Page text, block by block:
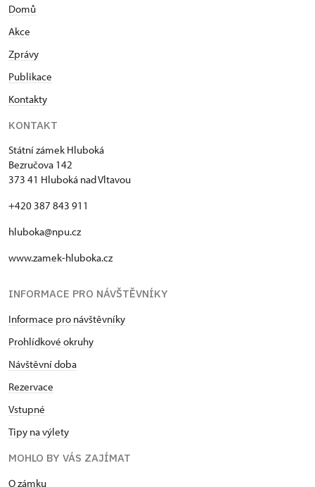
Domů
Akce
Zprávy
Publikace
Kontakty
KONTAKT
Státní zámek Hluboká
Bezručova 142
373 41 Hluboká nad Vltavou
+420 387 843 911
hluboka@npu.cz
www.zamek-hluboka.cz
INFORMACE PRO NÁVŠTĚVNÍKY
Informace pro návštěvníky
Prohlídkové okruhy
Návštěvní doba
Rezervace
Vstupné
Tipy na výlety
MOHLO BY VÁS ZAJÍMAT
O zámku